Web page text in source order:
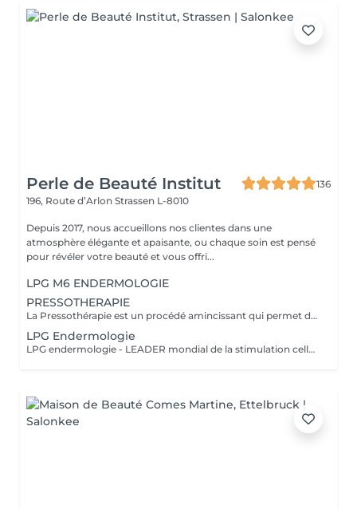
Perle de Beauté Institut
136
196, Route d’Arlon Strassen L-8010
Depuis 2017, nous accueillons nos clientes dans une
atmosphère élégante et apaisante, ou chaque soin est pensé
pour révéler votre beauté et vous offri...
LPG M6 ENDERMOLOGIE
PRESSOTHERAPIE
La Pressothérapie est un procédé amincissant qui permet de traiter les problèmes de rétention d'eau, de circulation sanguine, et soulagé les jambes lourdes. Cette technique mécanique agit comme un drainage lymphatique. Nous utilisons un appareil de Pressothérapie qui opére un massage par compression et décompression. Les alvéoles des accessoires se remplissent d'air à un rythme varié et exercent des pressions multiples et douces sur les parties traitées.
LPG Endermologie
LPG endermologie - LEADER mondial de la stimulation cellulaire! Une triple action simultanée en un seul et meme traitement: - raffermir la peau, redensification naturelle du derme (collagène, élastine, acide hyaluronique endogènes) - lisser la peau d'orange - déstocker les graisses résistantes&localisées +70% Des résultats visibles dès la 3-em séance